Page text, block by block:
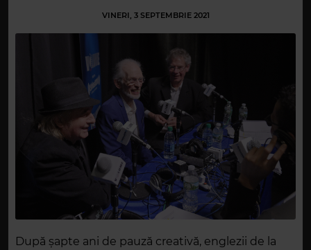
VINERI, 3 SEPTEMBRIE 2021
După șapte ani de pauză creativă, englezii de la